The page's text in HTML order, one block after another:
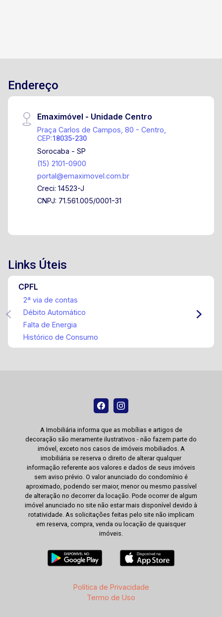
Endereço
Emaximóvel - Unidade Centro
Praça Carlos de Campos, 80 - Centro,
CEP:18035-230
Sorocaba - SP
(15) 2101-0900
portal@emaximovel.com.br
Creci: 14523-J
CNPJ: 71.561.005/0001-31
Links Úteis
CPFL
2ª via de contas
Débito Automático
Falta de Energia
Histórico de Consumo
A Imobiliária informa que as mobílias e artigos de
decoração são meramente ilustrativos - não fazem parte do
imóvel, exceto nos casos de imóveis mobiliados. A
imobiliária se reserva o direito de alterar qualquer
informação referente aos valores e dados de seus imóveis
sem aviso prévio. O valor anunciado do condomínio é
aproximado, podendo ser maior, menor ou mesmo passível
de alteração no decorrer da locação. Pode ocorrer de algum
imóvel anunciado no site não estar mais disponível devido à
rotatividade. As solicitações feitas pelo site não implicam
em reserva, compra, venda ou locação de quaisquer
imóveis.
Política de Privacidade
Termo de Uso